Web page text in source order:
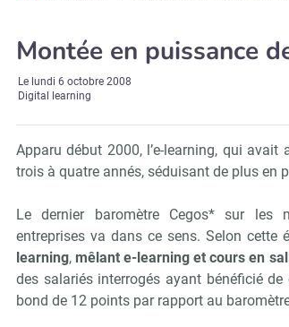
Montée en puissance
Le lundi 6 octobre 2008
Digital learning
Apparu début 2000, l’e-learning, qui
trois à quatre annés, séduisant de plus en
Le dernier baromètre Cegos* sur les
entreprises va dans ce sens. Selon cette
learning, mêlant e-learning et cours en
des salariés interrogés ayant bénéficié de
bond de 12 points par rapport au